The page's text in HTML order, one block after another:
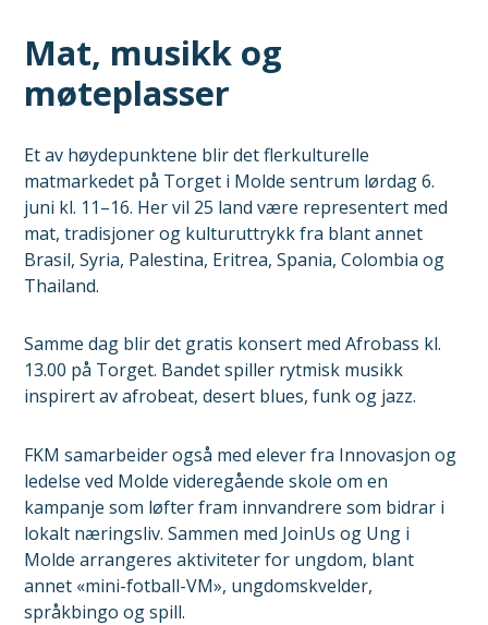
Mat, musikk og
møteplasser
Et av høydepunktene blir det flerkulturelle
matmarkedet på Torget i Molde sentrum lørdag 6.
juni kl. 11–16. Her vil 25 land være representert med
mat, tradisjoner og kulturuttrykk fra blant annet
Brasil, Syria, Palestina, Eritrea, Spania, Colombia og
Thailand.
Samme dag blir det gratis konsert med Afrobass kl.
13.00 på Torget. Bandet spiller rytmisk musikk
inspirert av afrobeat, desert blues, funk og jazz.
FKM samarbeider også med elever fra Innovasjon og
ledelse ved Molde videregående skole om en
kampanje som løfter fram innvandrere som bidrar i
lokalt næringsliv. Sammen med JoinUs og Ung i
Molde arrangeres aktiviteter for ungdom, blant
annet «mini-fotball-VM», ungdomskvelder,
språkbingo og spill.